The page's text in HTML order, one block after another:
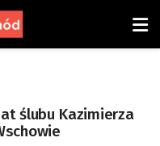
ślubu Kazimierza